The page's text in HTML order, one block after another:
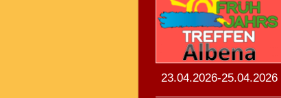
23.04.2026-25.04.2026